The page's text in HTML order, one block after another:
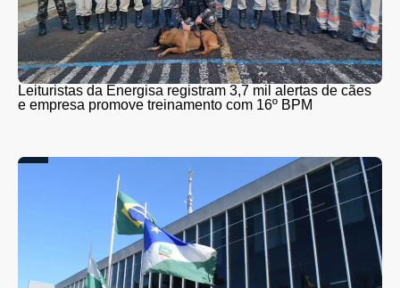
Leituristas da Energisa registram 3,7 mil alertas de cães
e empresa promove treinamento com 16º BPM